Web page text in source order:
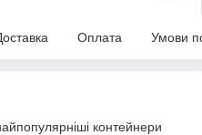
Оплата Умови
контейнери